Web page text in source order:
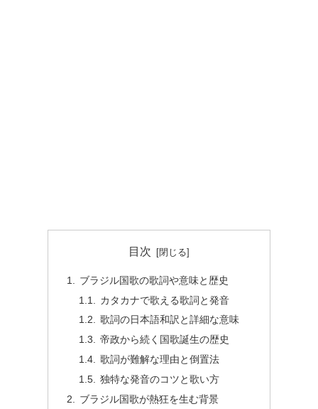
目次
ブラジル国歌の歌詞や意味と歴史
カタカナで歌える歌詞と発音
歌詞の日本語和訳と詳細な意味
帝政から続く国歌誕生の歴史
歌詞が難解な理由と倒置法
独特な発音のコツと歌い方
ブラジル国歌が熱狂を生む背景